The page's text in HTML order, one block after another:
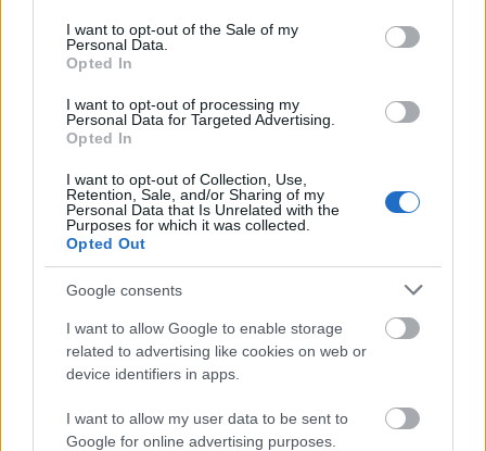
consent section.
I want to opt-out of the Sale of my
Personal Data.
Opted In
I want to opt-out of processing my
Personal Data for Targeted Advertising.
Opted In
I want to opt-out of Collection, Use,
Retention, Sale, and/or Sharing of my
Personal Data that Is Unrelated with the
Purposes for which it was collected.
Opted Out
Google consents
I want to allow Google to enable storage
related to advertising like cookies on web or
device identifiers in apps.
I want to allow my user data to be sent to
Google for online advertising purposes.
Poets Of The Fall, Blackout Problems
rockstation•2019. április 29.